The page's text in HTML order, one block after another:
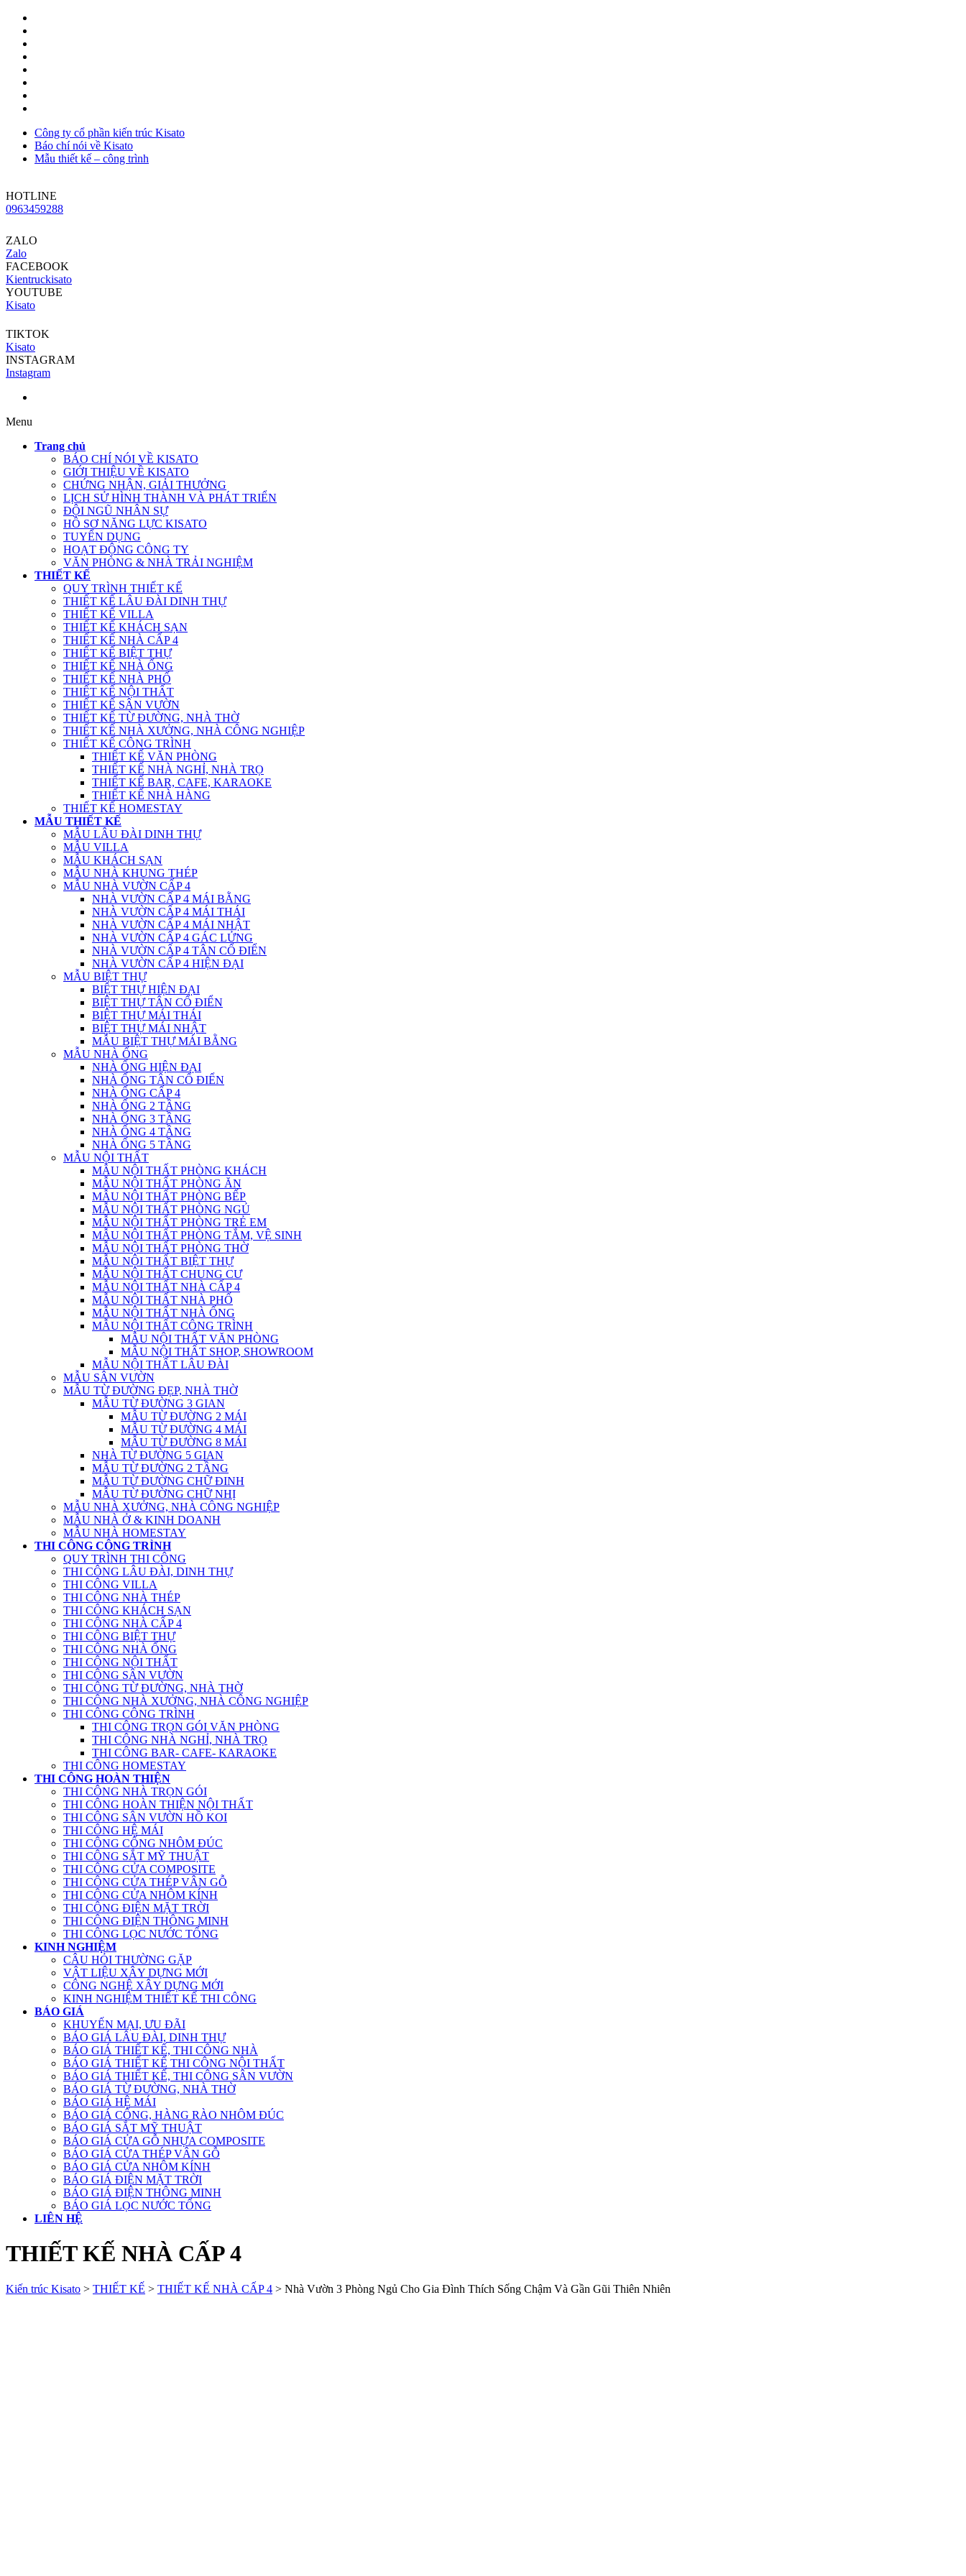
Công ty cổ phần kiến trúc Kisato
Báo chí nói về Kisato
Mẫu thiết kế – công trình
HOTLINE
0963459288
ZALO
Zalo
FACEBOOK
Kientruckisato
YOUTUBE
Kisato
TIKTOK
Kisato
INSTAGRAM
Instagram
Menu
Trang chủ
BÁO CHÍ NÓI VỀ KISATO
GIỚI THIỆU VỀ KISATO
CHỨNG NHẬN, GIẢI THƯỞNG
LỊCH SỬ HÌNH THÀNH VÀ PHÁT TRIỂN
ĐỘI NGŨ NHÂN SỰ
HỒ SƠ NĂNG LỰC KISATO
TUYỂN DỤNG
HOẠT ĐỘNG CÔNG TY
VĂN PHÒNG & NHÀ TRẢI NGHIỆM
THIẾT KẾ
QUY TRÌNH THIẾT KẾ
THIẾT KẾ LÂU ĐÀI DINH THỰ
THIẾT KẾ VILLA
THIẾT KẾ KHÁCH SẠN
THIẾT KẾ NHÀ CẤP 4
THIẾT KẾ BIỆT THỰ
THIẾT KẾ NHÀ ỐNG
THIẾT KẾ NHÀ PHỐ
THIẾT KẾ NỘI THẤT
THIẾT KẾ SÂN VƯỜN
THIẾT KẾ TỪ ĐƯỜNG, NHÀ THỜ
THIẾT KẾ NHÀ XƯỞNG, NHÀ CÔNG NGHIỆP
THIẾT KẾ CÔNG TRÌNH
THIẾT KẾ VĂN PHÒNG
THIẾT KẾ NHÀ NGHỈ, NHÀ TRỌ
THIẾT KẾ BAR, CAFE, KARAOKE
THIẾT KẾ NHÀ HÀNG
THIẾT KẾ HOMESTAY
MẪU THIẾT KẾ
MẪU LÂU ĐÀI DINH THỰ
MẪU VILLA
MẪU KHÁCH SẠN
MẪU NHÀ KHUNG THÉP
MẪU NHÀ VƯỜN CẤP 4
NHÀ VƯỜN CẤP 4 MÁI BẰNG
NHÀ VƯỜN CẤP 4 MÁI THÁI
NHÀ VƯỜN CẤP 4 MÁI NHẬT
NHÀ VƯỜN CẤP 4 GÁC LỬNG
NHÀ VƯỜN CẤP 4 TÂN CỔ ĐIỂN
NHÀ VƯỜN CẤP 4 HIỆN ĐẠI
MẪU BIỆT THỰ
BIỆT THỰ HIỆN ĐẠI
BIỆT THỰ TÂN CỔ ĐIỂN
BIỆT THỰ MÁI THÁI
BIỆT THỰ MÁI NHẬT
MẪU BIỆT THỰ MÁI BẰNG
MẪU NHÀ ỐNG
NHÀ ỐNG HIỆN ĐẠI
NHÀ ỐNG TÂN CỔ ĐIỂN
NHÀ ỐNG CẤP 4
NHÀ ỐNG 2 TẦNG
NHÀ ỐNG 3 TẦNG
NHÀ ỐNG 4 TẦNG
NHÀ ỐNG 5 TẦNG
MẪU NỘI THẤT
MẪU NỘI THẤT PHÒNG KHÁCH
MẪU NỘI THẤT PHÒNG ĂN
MẪU NỘI THẤT PHÒNG BẾP
MẪU NỘI THẤT PHÒNG NGỦ
MẪU NỘI THẤT PHÒNG TRẺ EM
MẪU NỘI THẤT PHÒNG TẮM, VỆ SINH
MẪU NỘI THẤT PHÒNG THỜ
MẪU NỘI THẤT BIỆT THỰ
MẪU NỘI THẤT CHUNG CƯ
MẪU NỘI THẤT NHÀ CẤP 4
MẪU NỘI THẤT NHÀ PHỐ
MẪU NỘI THẤT NHÀ ỐNG
MẪU NỘI THẤT CÔNG TRÌNH
MẪU NỘI THẤT VĂN PHÒNG
MẪU NỘI THẤT SHOP, SHOWROOM
MẪU NỘI THẤT LÂU ĐÀI
MẪU SÂN VƯỜN
MẪU TỪ ĐƯỜNG ĐẸP, NHÀ THỜ
MẪU TỪ ĐƯỜNG 3 GIAN
MẪU TỪ ĐƯỜNG 2 MÁI
MẪU TỪ ĐƯỜNG 4 MÁI
MẪU TỪ ĐƯỜNG 8 MÁI
NHÀ TỪ ĐƯỜNG 5 GIAN
MẪU TỪ ĐƯỜNG 2 TẦNG
MẪU TỪ ĐƯỜNG CHỮ ĐINH
MẪU TỪ ĐƯỜNG CHỮ NHỊ
MẪU NHÀ XƯỞNG, NHÀ CÔNG NGHIỆP
MẪU NHÀ Ở & KINH DOANH
MẪU NHÀ HOMESTAY
THI CÔNG CÔNG TRÌNH
QUY TRÌNH THI CÔNG
THI CÔNG LÂU ĐÀI, DINH THỰ
THI CÔNG VILLA
THI CÔNG NHÀ THÉP
THI CÔNG KHÁCH SẠN
THI CÔNG NHÀ CẤP 4
THI CÔNG BIỆT THỰ
THI CÔNG NHÀ ỐNG
THI CÔNG NỘI THẤT
THI CÔNG SÂN VƯỜN
THI CÔNG TỪ ĐƯỜNG, NHÀ THỜ
THI CÔNG NHÀ XƯỞNG, NHÀ CÔNG NGHIỆP
THI CÔNG CÔNG TRÌNH
THI CÔNG TRỌN GÓI VĂN PHÒNG
THI CÔNG NHÀ NGHỈ, NHÀ TRỌ
THI CÔNG BAR- CAFE- KARAOKE
THI CÔNG HOMESTAY
THI CÔNG HOÀN THIỆN
THI CÔNG NHÀ TRỌN GÓI
THI CÔNG HOÀN THIỆN NỘI THẤT
THI CÔNG SÂN VƯỜN HỒ KOI
THI CÔNG HỆ MÁI
THI CÔNG CỔNG NHÔM ĐÚC
THI CÔNG SẮT MỸ THUẬT
THI CÔNG CỬA COMPOSITE
THI CÔNG CỬA THÉP VÂN GỖ
THI CÔNG CỬA NHÔM KÍNH
THI CÔNG ĐIỆN MẶT TRỜI
THI CÔNG ĐIỆN THÔNG MINH
THI CÔNG LỌC NƯỚC TỔNG
KINH NGHIỆM
CÂU HỎI THƯỜNG GẶP
VẬT LIỆU XÂY DỰNG MỚI
CÔNG NGHỆ XÂY DỰNG MỚI
KINH NGHIỆM THIẾT KẾ THI CÔNG
BÁO GIÁ
KHUYẾN MẠI, ƯU ĐÃI
BÁO GIÁ LÂU ĐÀI, DINH THỰ
BÁO GIÁ THIẾT KẾ, THI CÔNG NHÀ
BÁO GIÁ THIẾT KẾ THI CÔNG NỘI THẤT
BÁO GIÁ THIẾT KẾ, THI CÔNG SÂN VƯỜN
BÁO GIÁ TỪ ĐƯỜNG, NHÀ THỜ
BÁO GIÁ HỆ MÁI
BÁO GIÁ CỔNG, HÀNG RÀO NHÔM ĐÚC
BÁO GIÁ SẮT MỸ THUẬT
BÁO GIÁ CỬA GỖ NHỰA COMPOSITE
BÁO GIÁ CỬA THÉP VÂN GỖ
BÁO GIÁ CỬA NHÔM KÍNH
BÁO GIÁ ĐIỆN MẶT TRỜI
BÁO GIÁ ĐIỆN THÔNG MINH
BÁO GIÁ LỌC NƯỚC TỔNG
LIÊN HỆ
THIẾT KẾ NHÀ CẤP 4
Kiến trúc Kisato > THIẾT KẾ > THIẾT KẾ NHÀ CẤP 4 > Nhà Vườn 3 Phòng Ngủ Cho Gia Đình Thích Sống Chậm Và Gần Gũi Thiên Nhiên